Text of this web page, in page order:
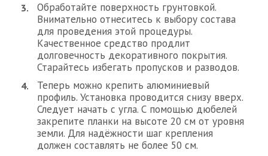
Обработайте поверхность грунтовкой.
Внимательно отнеситесь к выбору состава
для проведения этой процедуры.
Качественное средство продлит
долговечность декоративного покрытия.
Старайтесь избегать пропусков и разводов.
Теперь можно крепить алюминиевый
профиль. Установка проводится снизу вверх.
Следует начать с угла. С помощью дюбелей
закрепите планки на высоте 20 см от уровня
земли. Для надёжности шаг крепления
должен составлять не более 50 см.